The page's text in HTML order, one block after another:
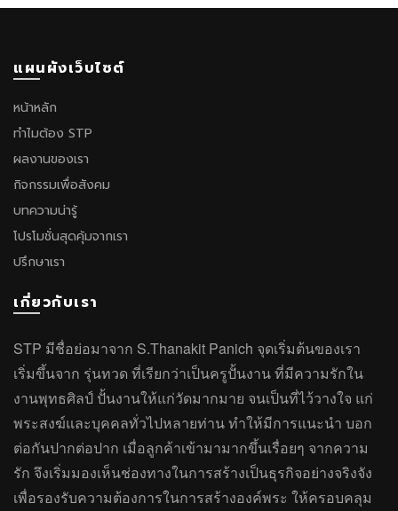
แผนผังเว็บไซต์
หน้าหลัก
ทำไมต้อง STP
ผลงานของเรา
กิจกรรมเพื่อสังคม
บทความน่ารู้
โปรโมชั่นสุดคุ้มจากเรา
ปรึกษาเรา
เกี่ยวกับเรา
STP มีชื่อย่อมาจาก S.Thanakit Panich จุดเริ่มต้นของเรา
เริ่มขึ้นจาก รุ่นทวด ที่เรียกว่าเป็นครูปั้นงาน ที่มีความรักใน
งานพุทธศิลป์ ปั้นงานให้แก่วัดมากมาย จนเป็นที่ไว้วางใจ แก่
พระสงฆ์และบุคคลทั่วไปหลายท่าน ทำให้มีการแนะนำ บอก
ต่อกันปากต่อปาก เมื่อลูกค้าเข้ามามากขึ้นเรื่อยๆ จากความ
รัก จึงเริ่มมองเห็นช่องทางในการสร้างเป็นธุรกิจอย่างจริงจัง
เพื่อรองรับความต้องการในการสร้างองค์พระ ให้ครอบคลุม